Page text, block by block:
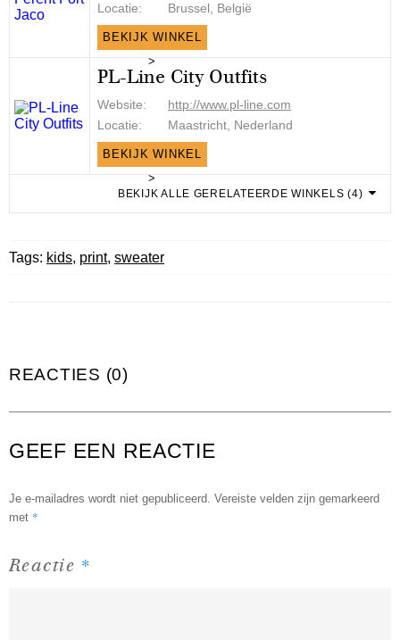
Locatie:
Brussel, België
BEKIJK WINKEL
>
PL-Line City Outfits
Website:
http://www.pl-line.com
Locatie:
Maastricht, Nederland
BEKIJK WINKEL
>
BEKIJK ALLE GERELATEERDE WINKELS (4)
Tags: kids, print, sweater
REACTIES (0)
GEEF EEN REACTIE
Je e-mailadres wordt niet gepubliceerd. Vereiste velden zijn gemarkeerd
met *
Reactie *